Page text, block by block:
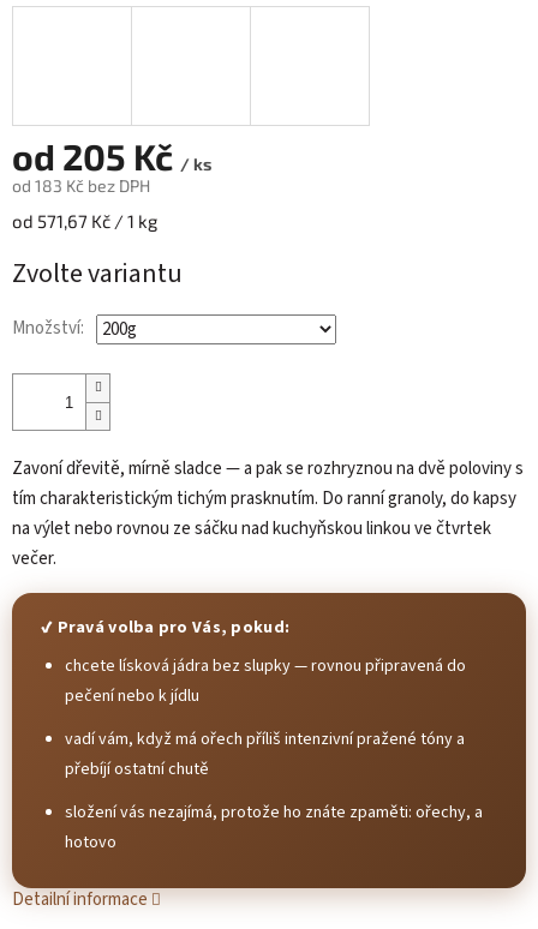
od 205 Kč / ks
od 183 Kč bez DPH
Měrná
od 571,67 Kč / 1 kg
Zvolte variantu
Množství:
Zavoní dřevitě, mírně sladce — a pak se rozhryznou na dvě poloviny s
tím charakteristickým tichým prasknutím. Do ranní granoly, do kapsy
na výlet nebo rovnou ze sáčku nad kuchyňskou linkou ve čtvrtek
večer.
✔ Pravá volba pro Vás, pokud:
chcete lísková jádra bez slupky — rovnou připravená do
pečení nebo k jídlu
vadí vám, když má ořech příliš intenzivní pražené tóny a
přebíjí ostatní chutě
složení vás nezajímá, protože ho znáte zpaměti: ořechy, a
hotovo
Detailní informace